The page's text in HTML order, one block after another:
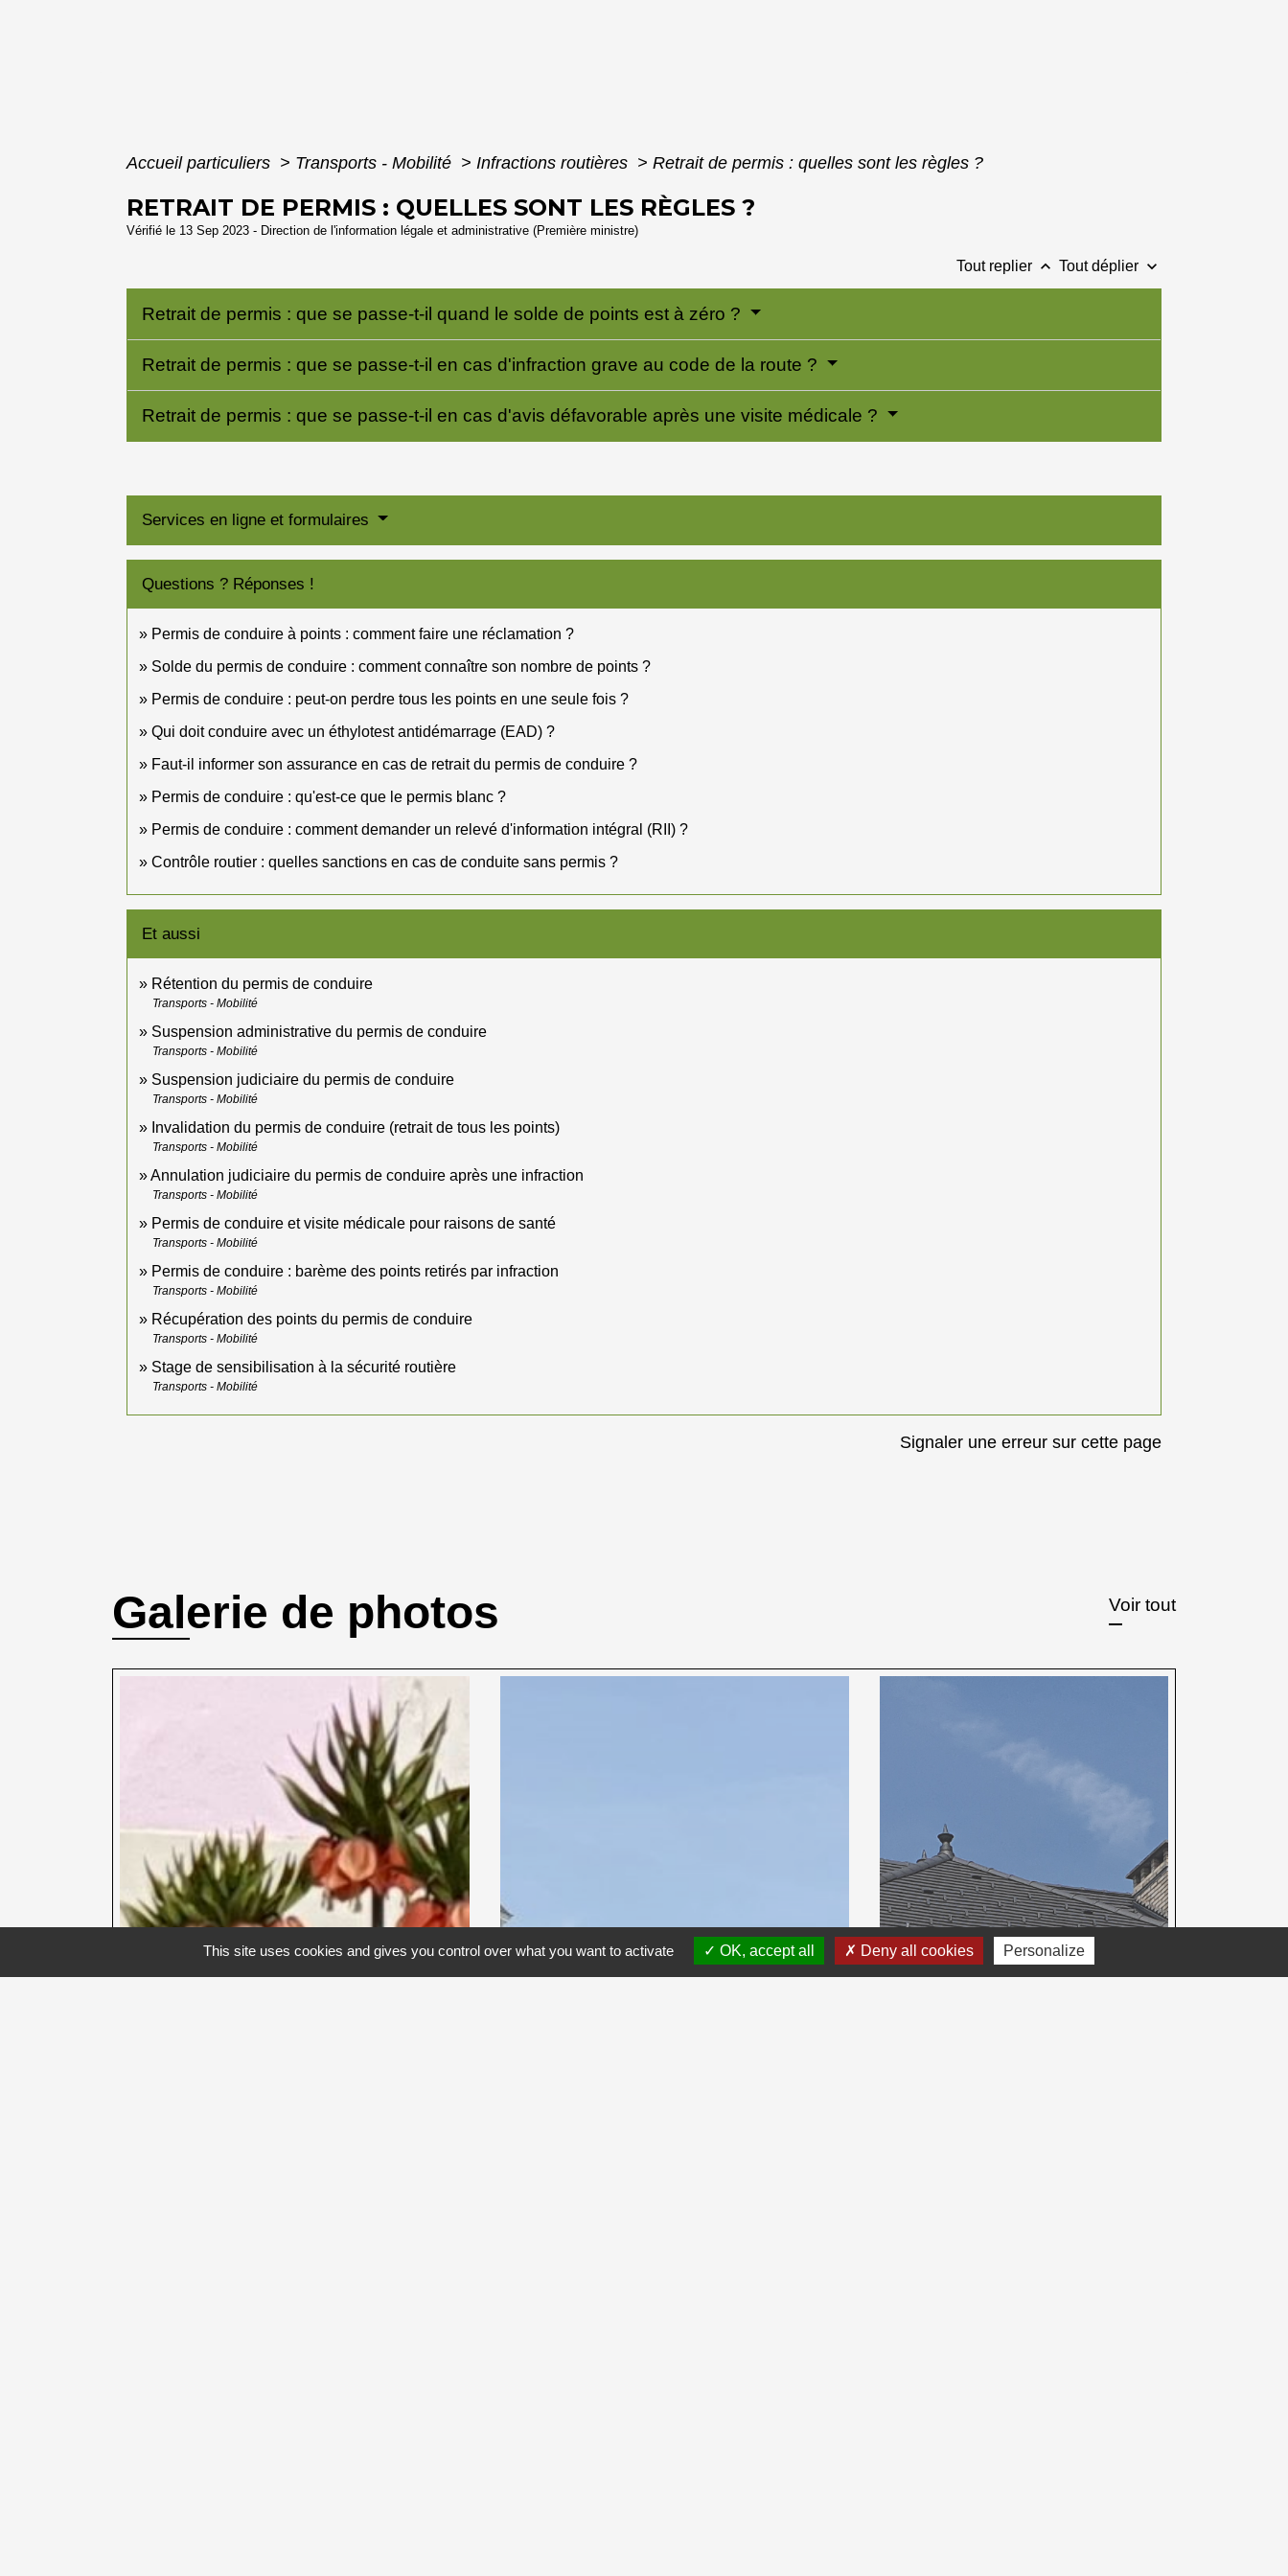
Accueil particuliers > Transports - Mobilité > Infractions routières > Retrait de permis : quelles sont les règles ?
RETRAIT DE PERMIS : QUELLES SONT LES RÈGLES ?
Vérifié le 13 Sep 2023 - Direction de l'information légale et administrative (Première ministre)
Tout replier keyboard_arrow_up Tout déplier keyboard_arrow_down
Retrait de permis : que se passe-t-il quand le solde de points est à zéro ?
Retrait de permis : que se passe-t-il en cas d'infraction grave au code de la route ?
Retrait de permis : que se passe-t-il en cas d'avis défavorable après une visite médicale ?
Services en ligne et formulaires
Questions ? Réponses !
Permis de conduire à points : comment faire une réclamation ?
Solde du permis de conduire : comment connaître son nombre de points ?
Permis de conduire : peut-on perdre tous les points en une seule fois ?
Qui doit conduire avec un éthylotest antidémarrage (EAD) ?
Faut-il informer son assurance en cas de retrait du permis de conduire ?
Permis de conduire : qu'est-ce que le permis blanc ?
Permis de conduire : comment demander un relevé d'information intégral (RII) ?
Contrôle routier : quelles sanctions en cas de conduite sans permis ?
Et aussi
Rétention du permis de conduire
Transports - Mobilité
Suspension administrative du permis de conduire
Transports - Mobilité
Suspension judiciaire du permis de conduire
Transports - Mobilité
Invalidation du permis de conduire (retrait de tous les points)
Transports - Mobilité
Annulation judiciaire du permis de conduire après une infraction
Transports - Mobilité
Permis de conduire et visite médicale pour raisons de santé
Transports - Mobilité
Permis de conduire : barème des points retirés par infraction
Transports - Mobilité
Récupération des points du permis de conduire
Transports - Mobilité
Stage de sensibilisation à la sécurité routière
Transports - Mobilité
Signaler une erreur sur cette page
Galerie de photos Voir tout
This site uses cookies and gives you control over what you want to activate OK, accept all Deny all cookies Personalize